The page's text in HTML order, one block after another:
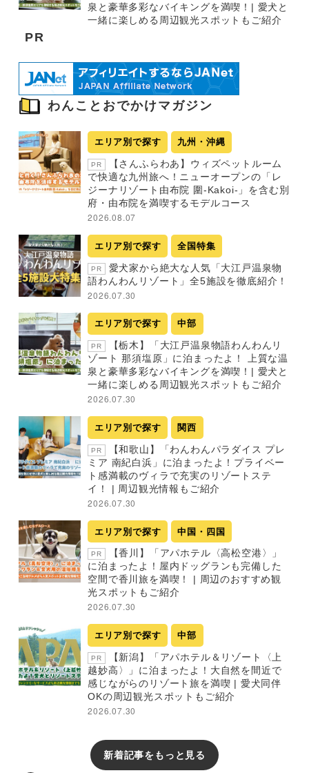
泉と豪華多彩なバイキングを満喫！| 愛犬と
一緒に楽しめる周辺観光スポットもご紹介
PR
わんことおでかけマガジン
エリア別で探す 九州・沖縄
PR
【さんふらわあ】ウィズペットルーム
で快適な九州旅へ！ニューオープンの「レ
ジーナリゾート由布院 圍-Kakoi-」を含む別
府・由布院を満喫するモデルコース
2026.08.07
エリア別で探す 全国特集
PR
愛犬家から絶大な人気「大江戸温泉物
語わんわんリゾート」全5施設を徹底紹介！
2026.07.30
エリア別で探す 中部
PR
【栃木】「大江戸温泉物語わんわんリ
ゾート 那須塩原」に泊まったよ！ 上質な温
泉と豪華多彩なバイキングを満喫！| 愛犬と
一緒に楽しめる周辺観光スポットもご紹介
2026.07.30
エリア別で探す 関西
PR
【和歌山】「わんわんパラダイス プレ
ミア 南紀白浜」に泊まったよ！プライベー
ト感満載のヴィラで充実のリゾートステ
イ！ | 周辺観光情報もご紹介
2026.07.30
エリア別で探す 中国・四国
PR
【香川】「アパホテル〈高松空港〉」
に泊まったよ！屋内ドッグランも完備した
空間で香川旅を満喫！ | 周辺のおすすめ観
光スポットもご紹介
2026.07.30
エリア別で探す 中部
PR
【新潟】「アパホテル＆リゾート〈上
越妙高〉」に泊まったよ！大自然を間近で
感じながらのリゾート旅を満喫 | 愛犬同伴
OKの周辺観光スポットもご紹介
2026.07.30
新着記事をもっと見る